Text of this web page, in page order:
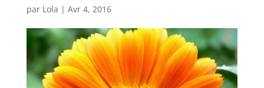
par Lola | Avr 4, 2016